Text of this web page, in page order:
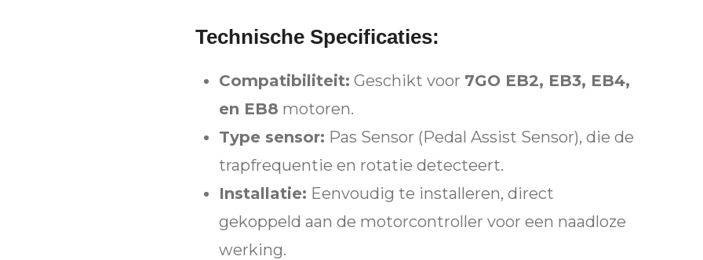
Technische Specificaties:
Compatibiliteit: Geschikt voor 7GO EB2, EB3, EB4,
en EB8 motoren.
Type sensor: Pas Sensor (Pedal Assist Sensor), die de
trapfrequentie en rotatie detecteert.
Installatie: Eenvoudig te installeren, direct
gekoppeld aan de motorcontroller voor een naadloze
werking.